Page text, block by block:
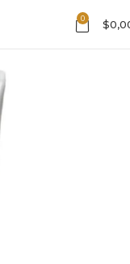
0 $